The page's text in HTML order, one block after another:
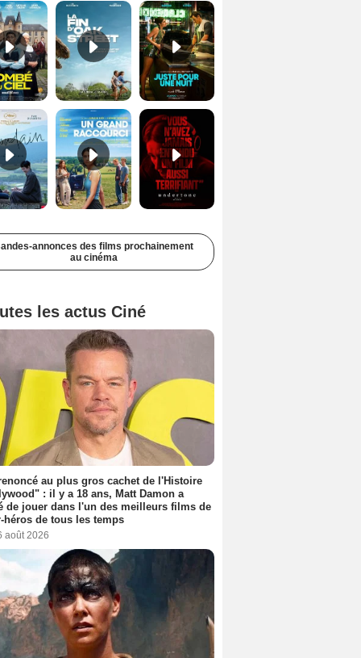
Soudain Bande-annonce VF STFR Un grand raccourci Bande-annonce VF
annonces des films prochainement
au cinéma
les actus Ciné
au plus gros cachet de l'Histoire
: il y a 18 ans, Matt Damon a
de jouer dans l'un des meilleurs films de
héros de tous les temps
août 2026